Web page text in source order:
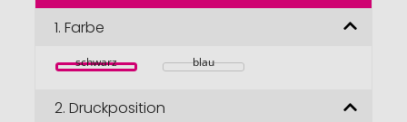
Bildgalerie
1. Farbe
schwarz blau
2. Druckposition